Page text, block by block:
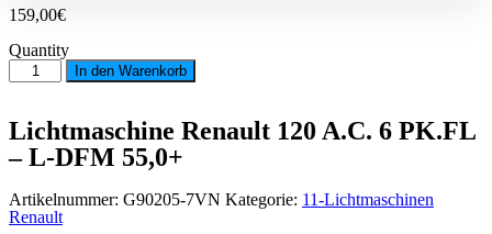
159,00€
Quantity
Lichtmaschine
Renault
A.C.
6
PK.FL
L-
DFM
55,0+
In den Warenkorb
Lichtmaschine Renault 120 A.C. 6 PK.FL
– L-DFM 55,0+
Artikelnummer: G90205-7VN Kategorie: 11-Lichtmaschinen
Renault